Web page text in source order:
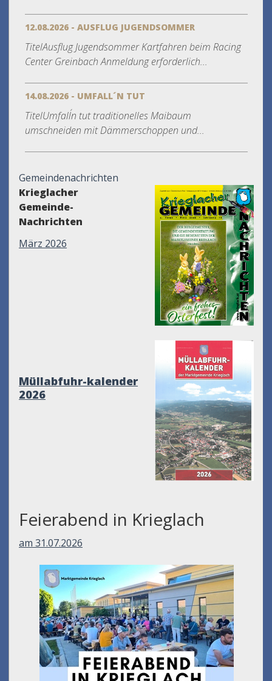
12.08.2026 - AUSFLUG JUGENDSOMMER
TitelAusflug Jugendsommer Kartfahren beim Racing
Center Greinbach Anmeldung erforderlich...
14.08.2026 - UMFALL´N TUT
TitelUmfall´n tut traditionelles Maibaum
umschneiden mit Dämmerschoppen und...
Gemeindenachrichten
Krieglacher
Gemeinde-
Nachrichten
März 2026
Müllabfuhr-kalender
2026
Feierabend in Krieglach
am 31.07.2026